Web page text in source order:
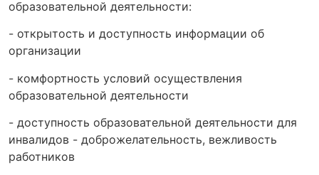
образовательной деятельности:
- открытость и доступность информации об
организации
- комфортность условий осуществления
образовательной деятельности
- доступность образовательной деятельности для
инвалидов - доброжелательность, вежливость
работников